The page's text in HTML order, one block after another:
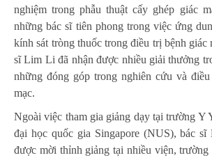
nghiệm trong phẫu thuật cấy ghép giác
những bác sĩ tiên phong trong việc ứng
kính sát tròng thuốc trong điều trị bệnh giác
sĩ Lim Li đã nhận được nhiều giải thưởng
những đóng góp trong nghiên cứu và
mạc.
Ngoài việc tham gia giảng dạy tại trường Y
đại học quốc gia Singapore (NUS), bác
được mời thỉnh giảng tại nhiều viện,